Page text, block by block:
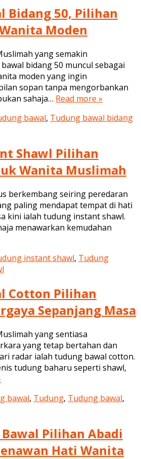
Bidang 50, Pilihan
Moden
yang semakin
bidang 50 muncul sebagai
moden yang ingin
sopan tanpa mengorbankan
sahaja… Read more »
bawal, Tudung bawal bidang
Shawl Pilihan
Wanita Muslimah
berkembang seiring peredaran
paling mendapat tempat di hati
kini ialah tudung instant shawl.
menawarkan kemudahan
instant shawl, Tudung
Cotton Pilihan
Sepanjang Masa
yang sentiasa
yang tetap bertahan dan
radar ialah tudung bawal cotton.
tudung baharu seperti shawl,
bawal, Tudung, Tudung bawal,
Pilihan Abadi
Hati Wanita